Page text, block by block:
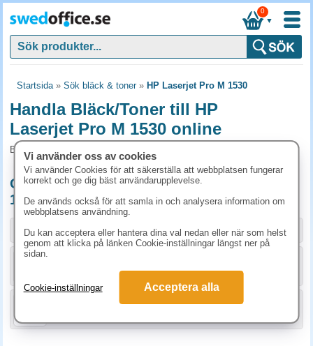
▼
0
Startsida» Sök bläck & toner» HP Laserjet Pro M 1530
Handla Bläck/Toner till HP
Laserjet Pro M 1530 online
Bläck/Toner och tillbehör som passar till HP Laserjet Pro M 1530
Originalprodukter till HP Laserjet Pro M
1530
Storlek / info Art.nr
Vi använder oss av cookies
Vi använder Cookies för att säkerställa att webbplatsen fungerar
korrekt och ge dig bäst användarupplevelse.
De används också för att samla in och analysera information om
webbplatsens användning.
Du kan acceptera eller hantera dina val nedan eller när som helst
genom att klicka på länken Cookie-inställningar längst ner på
sidan.
Cookie-inställningar Acceptera alla